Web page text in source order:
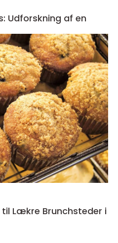
Udforskning af en
til Lækre Brunchsteder i